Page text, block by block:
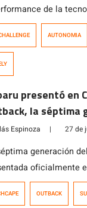
de la
en pocos meses, ha
AUTONOMIA
presentó en
la séptima
ícono
Espinoza | 27 de
generación
oficialmente
realizada en
de la
OUTBACK